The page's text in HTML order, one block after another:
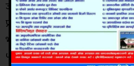
जानकारी गराएपछि उक्त
प्रकाशन भएको थियो ।
भएपछि,नेपाली काङ्ग्रेसले
५९ हजार बराबरको राहत